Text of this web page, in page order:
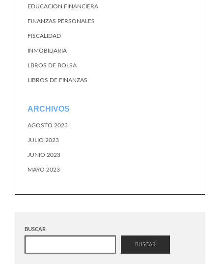
EDUCACION FINANCIERA
FINANZAS PERSONALES
FISCALIDAD
INMOBILIARIA
LBROS DE BOLSA
LIBROS DE FINANZAS
ARCHIVOS
AGOSTO 2023
JULIO 2023
JUNIO 2023
MAYO 2023
BUSCAR
BUSCAR